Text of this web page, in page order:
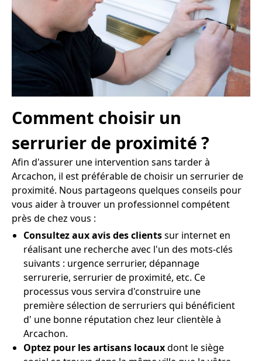
Comment choisir un
serrurier de proximité ?
Afin d'assurer une intervention sans tarder à
Arcachon, il est préférable de choisir un serrurier de
proximité. Nous partageons quelques conseils pour
vous aider à trouver un professionnel compétent
près de chez vous :
Consultez aux avis des clientssur internet en
réalisant une recherche avec l'un des mots-clés
suivants : urgence serrurier, dépannage
serrurerie, serrurier de proximité, etc. Ce
processus vous servira d'construire une
première sélection de serruriers qui bénéficient
d' une bonne réputation chez leur clientèle à
Arcachon.
Optez pour les artisans locauxdont le siège